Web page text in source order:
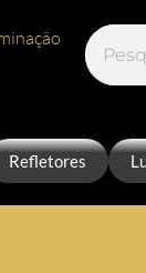
Refletores